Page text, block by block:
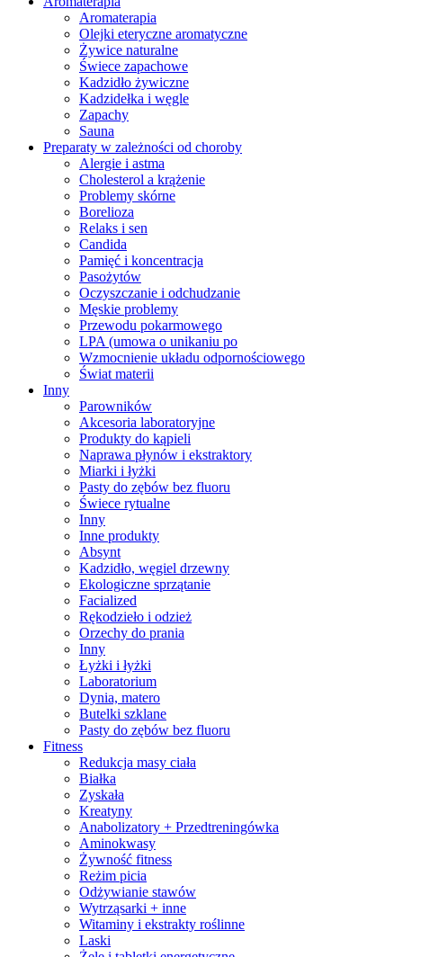
Aromaterapia
Olejki eteryczne aromatyczne
Żywice naturalne
Świece zapachowe
Kadzidło żywiczne
Kadzidełka i węgle
Zapachy
Sauna
Preparaty w zależności od choroby
Alergie i astma
Cholesterol a krążenie
Problemy skórne
Borelioza
Relaks i sen
Candida
Pamięć i koncentracja
Pasożytów
Oczyszczanie i odchudzanie
Męskie problemy
Przewodu pokarmowego
LPA (umowa o unikaniu po
Wzmocnienie układu odpornościowego
Świat materii
Inny
Parowników
Akcesoria laboratoryjne
Produkty do kąpieli
Naprawa płynów i ekstraktory
Miarki i łyżki
Pasty do zębów bez fluoru
Świece rytualne
Inny
Inne produkty
Absynt
Kadzidło, węgiel drzewny
Ekologiczne sprzątanie
Facialized
Rękodzieło i odzież
Orzechy do prania
Inny
Łyżki i łyżki
Laboratorium
Dynia, matero
Butelki szklane
Pasty do zębów bez fluoru
Fitness
Redukcja masy ciała
Białka
Zyskała
Kreatyny
Anabolizatory + Przedtreningówka
Aminokwasy
Żywność fitness
Reżim picia
Odżywianie stawów
Wytrząsarki + inne
Witaminy i ekstrakty roślinne
Laski